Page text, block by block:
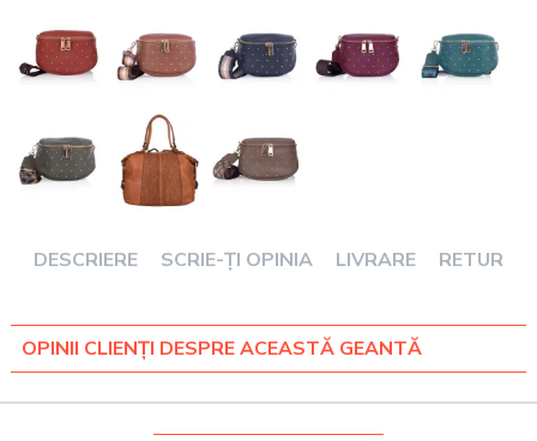
DESCRIERE SCRIE-ȚI OPINIA LIVRARE RETUR
OPINII CLIENȚI DESPRE ACEASTĂ GEANTĂ